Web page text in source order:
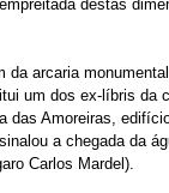
destas
da arcaria
um dos ex-líbris da
das Amoreiras,
a chegada da
Carlos Mardel).